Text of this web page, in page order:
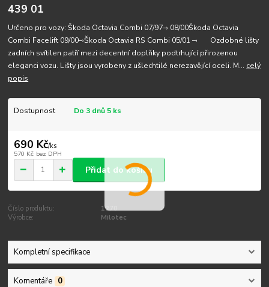
439 01
Určeno pro vozy: Škoda Octavia Combi 07/97–› 08/00Škoda Octavia
Combi Facelift 09/00–›Škoda Octavia RS Combi 05/01 –› Ozdobné lišty
zadních svítilen patří mezi decentní doplňky podtrhující přirozenou
eleganci vozu. Lišty jsou vyrobeny z ušlechtilé nerezavějící oceli. M... celý
popis
Dostupnost Do 3 dnů 5 ks
690 Kč/ks
570 Kč bez DPH
Přidat do košíku
Číslo produktu:
1270
Výrobce:
Milotec
Kompletní specifikace
Komentáře 0